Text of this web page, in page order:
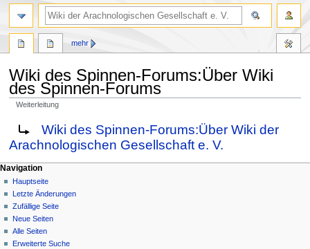
Wiki des Spinnen-Forums:Über Wiki
des Spinnen-Forums
Weiterleitung
Zur
Navigation
springen
Zur
Suche
springen
Weiterleitung nach:
Wiki des Spinnen-Forums:Über Wiki der
Arachnologischen Gesellschaft e. V.
mehr
Navigation
Hauptseite
Letzte Änderungen
Zufällige Seite
Neue Seiten
Alle Seiten
Erweiterte Suche